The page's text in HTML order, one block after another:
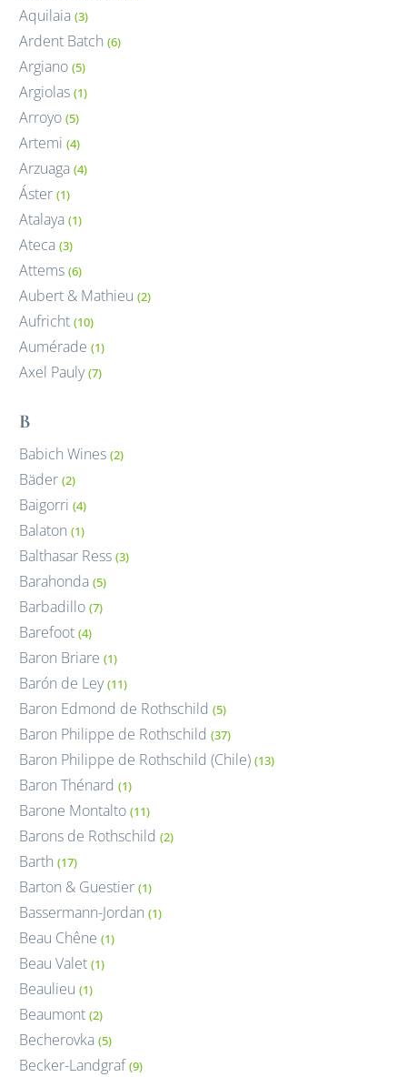
Aquilaia (3)
Ardent Batch (6)
Argiano (5)
Argiolas (1)
Arroyo (5)
Artemi (4)
Arzuaga (4)
Áster (1)
Atalaya (1)
Ateca (3)
Attems (6)
Aubert & Mathieu (2)
Aufricht (10)
Aumérade (1)
Axel Pauly (7)
B
Babich Wines (2)
Bäder (2)
Baigorri (4)
Balaton (1)
Balthasar Ress (3)
Barahonda (5)
Barbadillo (7)
Barefoot(4)
Baron Briare (1)
Barón de Ley (11)
Baron Edmond de Rothschild (5)
Baron Philippe de Rothschild (37)
Baron Philippe de Rothschild (Chile) (13)
Baron Thénard (1)
Barone Montalto (11)
Barons de Rothschild (2)
Barth (17)
Barton & Guestier (1)
Bassermann-Jordan (1)
Beau Chêne (1)
Beau Valet (1)
Beaulieu (1)
Beaumont (2)
Becherovka (5)
Becker-Landgraf (9)